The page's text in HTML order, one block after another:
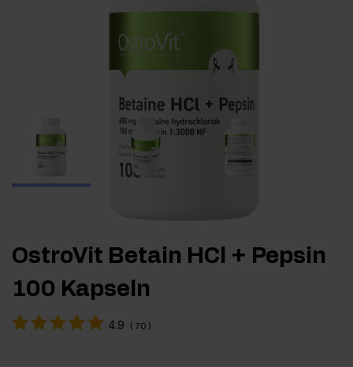
OstroVit Betain HCl + Pepsin
100 Kapseln
4.9 ( 70 )